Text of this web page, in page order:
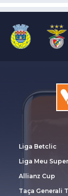
Liga Betclic
Liga Meu Super
Allianz Cup
Taça Generali